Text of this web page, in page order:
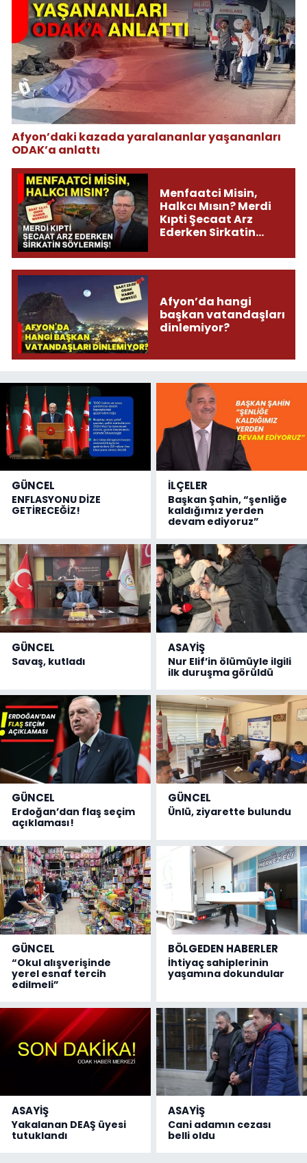
Afyon’daki kazada yaralananlar yaşananları
ODAK’a anlattı
Menfaatci Misin,
Halkcı Mısın? Merdi
Kıpti Şecaat Arz
Ederken Sirkatin
Afyon’da hangi
başkan vatandaşları
dinlemiyor?
GÜNCEL
ENFLASYONU DİZE
GETİRECEĞİZ!
İLÇELER
Başkan Şahin, “şenliğe
kaldığımız yerden
devam ediyoruz”
GÜNCEL
Savaş, kutladı
ASAYİŞ
Nur Elif’in ölümüyle ilgili
ilk duruşma görüldü
GÜNCEL
Erdoğan’dan flaş seçim
açıklaması!
GÜNCEL
Ünlü, ziyarette bulundu
GÜNCEL
“Okul alışverişinde
yerel esnaf tercih
edilmeli”
BÖLGEDEN HABERLER
İhtiyaç sahiplerinin
yaşamına dokundular
ASAYİŞ
Yakalanan DEAŞ üyesi
tutuklandı
ASAYİŞ
Cani adamın cezası
belli oldu